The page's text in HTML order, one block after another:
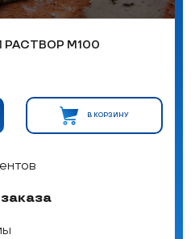
М100
В КОРЗИНУ